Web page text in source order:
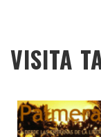
VISITA